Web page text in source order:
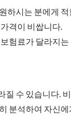
하시는 분에게
격이 비쌉니다.
험료가 달라지
수 있습니다.
분석하여 자신